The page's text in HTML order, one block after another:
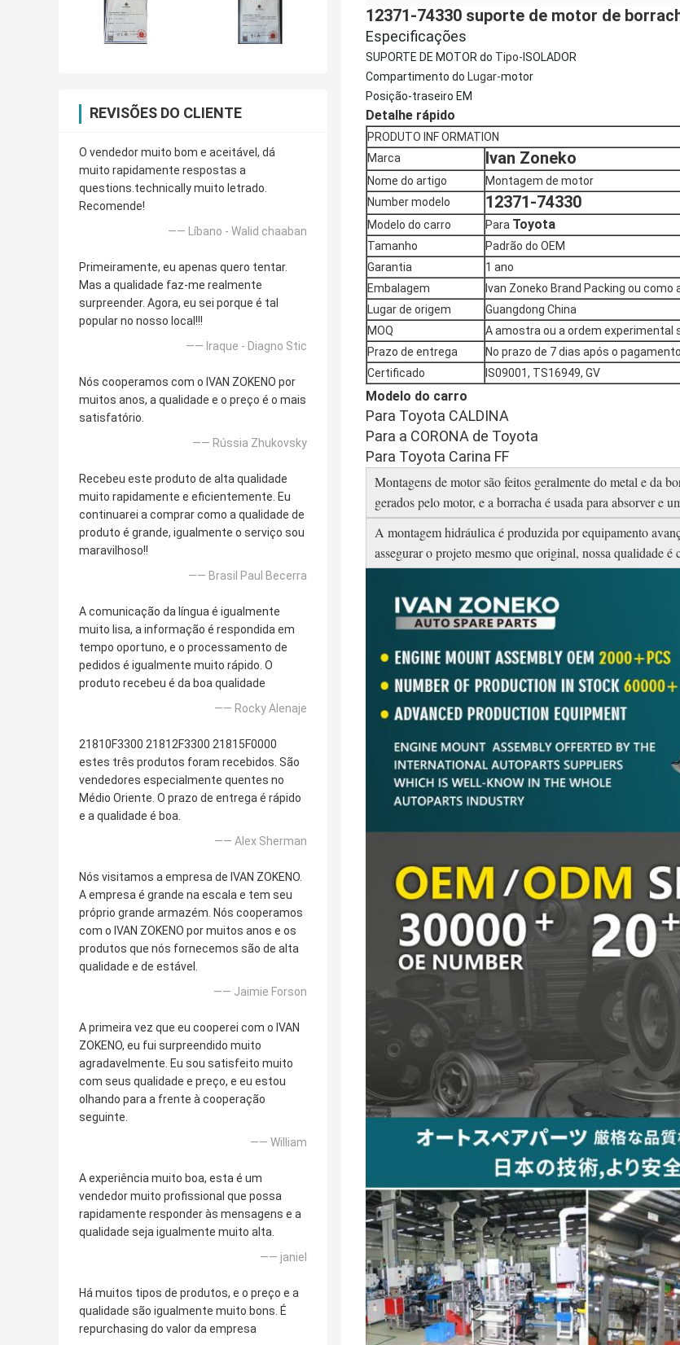
REVISÕES DO CLIENTE
O vendedor muito bom e aceitável, dá
muito rapidamente respostas a
questions.technically muito letrado.
Recomende!
—— Líbano - Walid chaaban
Primeiramente, eu apenas quero tentar.
Mas a qualidade faz-me realmente
surpreender. Agora, eu sei porque é tal
popular no nosso local!!!
—— Iraque - Diagno Stic
Nós cooperamos com o IVAN ZOKENO por
muitos anos, a qualidade e o preço é o mais
satisfatório.
—— Rússia Zhukovsky
Recebeu este produto de alta qualidade
muito rapidamente e eficientemente. Eu
continuarei a comprar como a qualidade de
produto é grande, igualmente o serviço sou
maravilhoso!!
—— Brasil Paul Becerra
A comunicação da língua é igualmente
muito lisa, a informação é respondida em
tempo oportuno, e o processamento de
pedidos é igualmente muito rápido. O
produto recebeu é da boa qualidade
—— Rocky Alenaje
21810F3300 21812F3300 21815F0000
estes três produtos foram recebidos. São
vendedores especialmente quentes no
Médio Oriente. O prazo de entrega é rápido
e a qualidade é boa.
—— Alex Sherman
Nós visitamos a empresa de IVAN ZOKENO.
A empresa é grande na escala e tem seu
próprio grande armazém. Nós cooperamos
com o IVAN ZOKENO por muitos anos e os
produtos que nós fornecemos são de alta
qualidade e de estável.
—— Jaimie Forson
A primeira vez que eu cooperei com o IVAN
ZOKENO, eu fui surpreendido muito
agradavelmente. Eu sou satisfeito muito
com seus qualidade e preço, e eu estou
olhando para a frente à cooperação
seguinte.
—— William
A experiência muito boa, esta é um
vendedor muito profissional que possa
rapidamente responder às mensagens e a
qualidade seja igualmente muito alta.
—— janiel
Há muitos tipos de produtos, e o preço e a
qualidade são igualmente muito bons. É
repurchasing do valor da empresa
12371-74330 suporte de motor de
Especificações
SUPORTE DE MOTOR do Tipo- ISOLADOR
Compartimento do Lugar-motor
Posição-traseiro EM
Detalhe rápido
PRODUTO INF ORMATION
Marca
Ivan Zoneko
Nome do artigo
Montagem de motor
Number modelo
12371-74330
Modelo do carro Para Toyota
Tamanho
Padrão do OEM
Garantia
1 ano
Embalagem
Ivan Zoneko Brand Packing ou
Lugar de origem
Guangdong China
MOQ
A amostra ou a ordem experimental
Prazo de entrega
No prazo de 7 dias após o pagamento
Certificado
IS09001, TS16949, GV
Modelo do carro
Para Toyota CALDINA
Para a CORONA de Toyota
Para Toyota Carina FF
Montagens de motor são feitos geralmente do metal e da
gerados pelo motor, e a borracha é usada para absorver e
A montagem hidráulica é produzida por equipamento
assegurar o projeto mesmo que original, nossa qualidade é